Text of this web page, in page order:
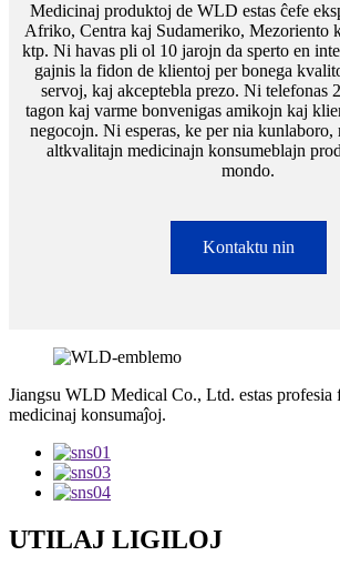
Medicinaj produktoj de WLD estas ĉefe
Afriko, Centra kaj Sudameriko, Mezoriento
ktp. Ni havas pli ol 10 jarojn da sperto en
gajnis la fidon de klientoj per bonega
servoj, kaj akceptebla prezo. Ni telefonas
tagon kaj varme bonvenigas amikojn kaj
negocojn. Ni esperas, ke per nia
altkvalitajn medicinajn konsumeblajn
mondo.
Kontaktu nin
Jiangsu WLD Medical Co., Ltd. estas profesia
medicinaj konsumaĵoj.
UTILAJ LIGILOJ